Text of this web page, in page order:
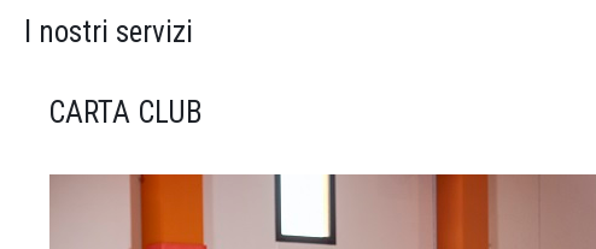
I nostri servizi
CARTA CLUB